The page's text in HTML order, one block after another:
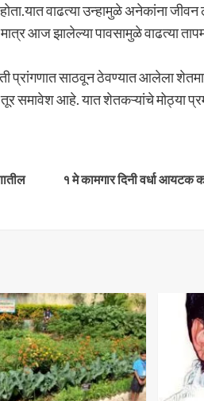
वाढत्या उन्हामुळे अनेकांना जीवन
आज झालेल्या पावसामुळे वाढत्या
प्रांगणात साठवून ठेवण्यात आलेला
समावेश आहे. यात शेतकऱ्यांचे मोठ्या
१ मे कामगार दिनी वर्धा आयटक